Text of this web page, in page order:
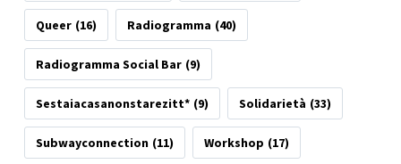
Queer (16) Radiogramma (40)
Radiogramma Social Bar (9)
Sestaiacasanonstarezitt* (9) Solidarietà (33)
Subwayconnection (11) Workshop (17)